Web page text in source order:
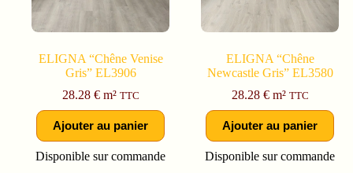
ELIGNA “Chêne Venise
Gris” EL3906
28.28 €m² TTC
Ajouter au panier
Disponible sur commande
ELIGNA “Chêne
Newcastle Gris” EL3580
28.28 €m² TTC
Ajouter au panier
Disponible sur commande